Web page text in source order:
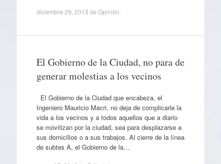
diciembre 29, 2013 de Opinión
El Gobierno de la Ciudad, no para de
generar molestias a los vecinos
El Gobierno de la Ciudad que encabeza, el
Ingeniero Mauricio Macri, no deja de complicarle la
vida a los vecinos y a todos aquellos que a diario
se movilizan por la ciudad, sea para desplazarse a
sus domicilios o a sus trabajos. Al cierre de la línea
de subtes A, el Gobierno de la…